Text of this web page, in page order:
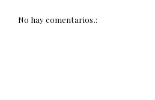
No hay comentarios.: